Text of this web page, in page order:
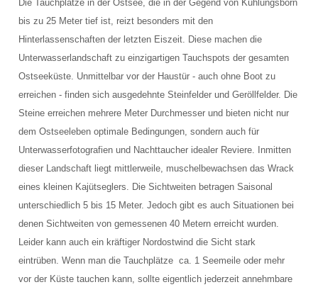
Rödeltische zum Auf- und Abbau der Tauchgeräte
Schulungsraum für die Tauchausbildung
Verkauf und Vermietung von Ausrüstung
Das Team der Tauchbasis
AUSBILDUNG
Schnuppertauchen in der Ostsee
Werde SSI Dive Professional
Die Tauchplätze in der Ostsee, die in der Gegend von Kühlungsborn
bis zu 25 Meter tief ist, reizt besonders mit den
Hinterlassenschaften der letzten Eiszeit. Diese machen die
Unterwasserlandschaft zu einzigartigen Tauchspots der gesamten
Ostseeküste. Unmittelbar vor der Haustür - auch ohne Boot zu
erreichen - finden sich ausgedehnte Steinfelder und Geröllfelder. Die
Steine erreichen mehrere Meter Durchmesser und bieten nicht nur
dem Ostseeleben optimale Bedingungen, sondern auch für
Unterwasserfotografien und Nachttaucher idealer Reviere. Inmitten
dieser Landschaft liegt mittlerweile, muschelbewachsen das Wrack
eines kleinen Kajütseglers. Die Sichtweiten betragen Saisonal
unterschiedlich 5 bis 15 Meter. Jedoch gibt es auch Situationen bei
denen Sichtweiten von gemessenen 40 Metern erreicht wurden.
Leider kann auch ein kräftiger Nordostwind die Sicht stark
eintrüben. Wenn man die Tauchplätze ca. 1 Seemeile oder mehr
vor der Küste tauchen kann, sollte eigentlich jederzeit annehmbare